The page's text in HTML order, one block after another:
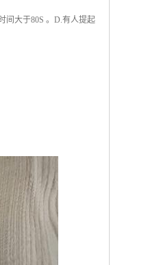
间大于80S 。D.有人提起